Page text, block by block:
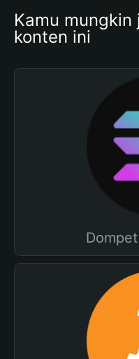
Kamu
konten ini